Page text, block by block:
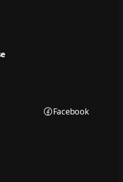
Facebook